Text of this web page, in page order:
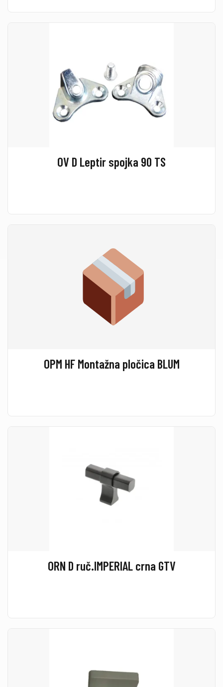
OV D Leptir spojka 90 TS
OPM HF Montažna pločica BLUM
ORN D ruč.IMPERIAL crna GTV